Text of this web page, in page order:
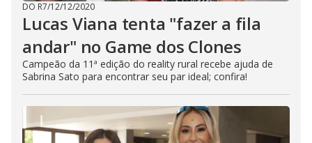
DO R7/12/12/2020
Lucas Viana tenta "fazer a fila
andar" no Game dos Clones
Campeão da 11ª edição do reality rural recebe ajuda de
Sabrina Sato para encontrar seu par ideal; confira!